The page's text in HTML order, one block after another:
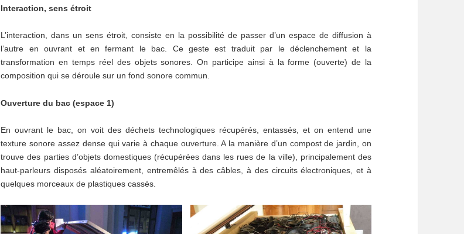
Interaction, sens étroit
L’interaction, dans un sens étroit, consiste en la possibilité de passer d’un espace de diffusion à
l’autre en ouvrant et en fermant le bac. Ce geste est traduit par le déclenchement et la
transformation en temps réel des objets sonores. On participe ainsi à la forme (ouverte) de la
composition qui se déroule sur un fond sonore commun.
Ouverture du bac (espace 1)
En ouvrant le bac, on voit des déchets technologiques récupérés, entassés, et on entend une
texture sonore assez dense qui varie à chaque ouverture. A la manière d’un compost de jardin, on
trouve des parties d’objets domestiques (récupérées dans les rues de la ville), principalement des
haut-parleurs disposés aléatoirement, entremêlés à des câbles, à des circuits électroniques, et à
quelques morceaux de plastiques cassés.